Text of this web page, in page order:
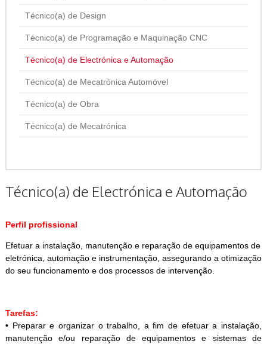
Técnico(a) de Design
Técnico(a) de Programação e Maquinação CNC
Técnico(a) de Electrónica e Automação
Técnico(a) de Mecatrónica Automóvel
Técnico(a) de Obra
Técnico(a) de Mecatrónica
Técnico(a) de Electrónica e Automação
Perfil profissional
Efetuar a instalação, manutenção e reparação de equipamentos de
eletrónica, automação e instrumentação, assegurando a otimização
do seu funcionamento e dos processos de intervenção.
Tarefas:
• Preparar e organizar o trabalho, a fim de efetuar a instalação,
manutenção e/ou reparação de equipamentos e sistemas de